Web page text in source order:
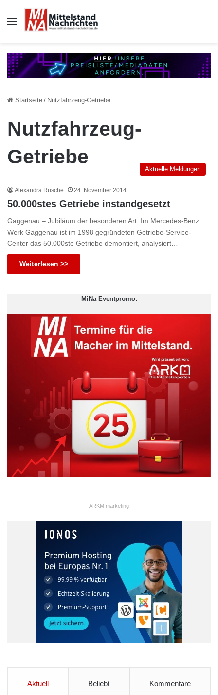
Auswahl
Startseite / Nutzfahrzeug-Getriebe
Nutzfahrzeug-
Getriebe
Aktuelle Meldungen
Alexandra Rüsche 24. November 2014
50.000stes Getriebe instandgesetzt
Gaggenau – Jubiläum der besonderen Art: Im Mercedes-Benz
Werk Gaggenau ist im 1998 gegründeten Getriebe-Service-
Center das 50.000ste Getriebe demontiert, analysiert…
Weiterlesen >>
MiNa Eventpromo:
ARKM.marketing
Aktuell Beliebt Kommentare